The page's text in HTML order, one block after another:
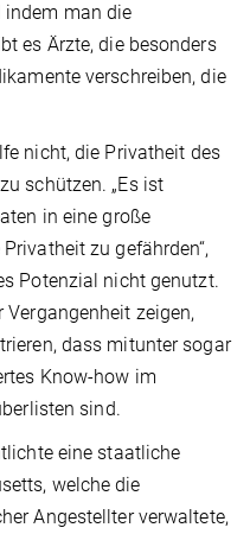
indem man die
es Ärzte, die besonders
verschreiben, die
nicht, die Privatheit des
schützen. „Es ist
in eine große
zu gefährden“,
Potenzial nicht genutzt.
zeigen,
dass mitunter sogar
Know-how im
sind.
eine staatliche
welche die
Angestellter verwaltete,